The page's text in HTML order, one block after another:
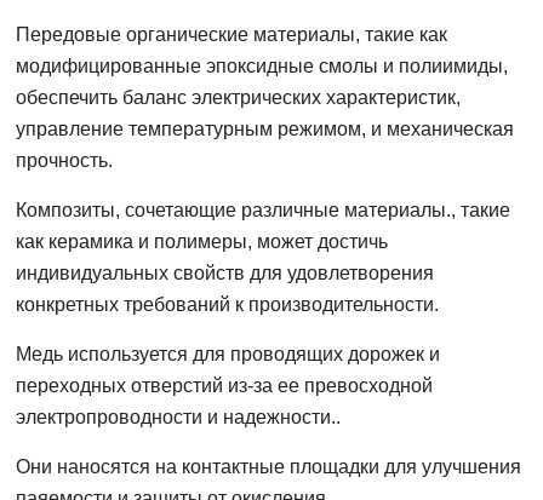
Передовые органические материалы, такие как
модифицированные эпоксидные смолы и полиимиды,
обеспечить баланс электрических характеристик,
управление температурным режимом, и механическая
прочность.
Композиты, сочетающие различные материалы., такие
как керамика и полимеры, может достичь
индивидуальных свойств для удовлетворения
конкретных требований к производительности.
Медь используется для проводящих дорожек и
переходных отверстий из-за ее превосходной
электропроводности и надежности..
Они наносятся на контактные площадки для улучшения